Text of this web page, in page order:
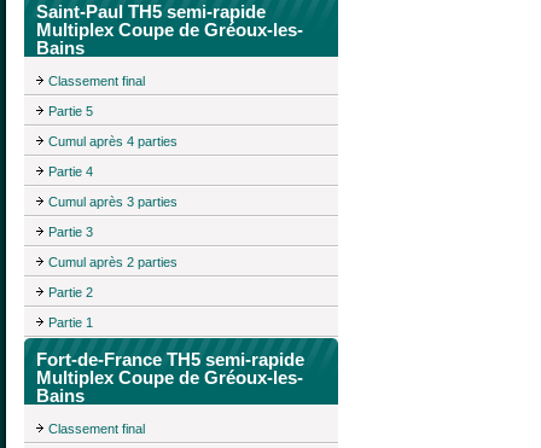
Saint-Paul TH5 semi-rapide
Multiplex Coupe de Gréoux-les-
Bains
Classement final
Partie 5
Cumul après 4 parties
Partie 4
Cumul après 3 parties
Partie 3
Cumul après 2 parties
Partie 2
Partie 1
Fort-de-France TH5 semi-rapide
Multiplex Coupe de Gréoux-les-
Bains
Classement final